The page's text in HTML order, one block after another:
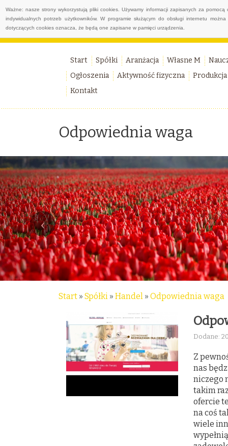
Ważne: nasze strony wykorzystują pliki cookies. Używamy informacji zapisanych za
indywidualnych potrzeb użytkowników. W programie służącym do obsługi internetu
dotyczących cookies oznacza, że będą one zapisane w pamięci urządzenia.
Start Spółki Aranżacja Własne M
Ogłoszenia
Aktywność fizyczna
Produkcja
Kontakt
Odpowiednia waga
Start » Spółki » Handel » Odpowiednia waga
Dodane:
Z
nas
niczego
takim
ofercie
na coś
wiele